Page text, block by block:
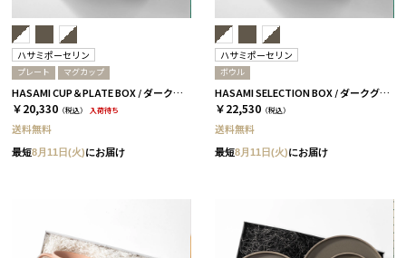
ハサミポーセリン
プレート マグカップ
HASAMI CUP＆PLATE BOX / ダークグレー＆アッシュホワイト［ハサミポーセリン］
￥20,330 （税込） 入荷待ち
送料無料
最短8月11日(火)にお届け
ハサミポーセリン
ボウル
HASAMI SELECTION BOX / ダークグレー＆アッシュホワイト［ハサミポーセリン］
￥22,530 （税込）
送料無料
最短8月11日(火)にお届け